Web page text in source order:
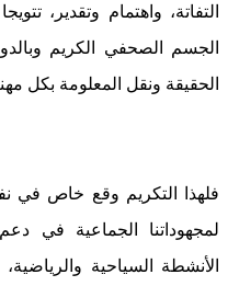
التفاتة، واهتمام وتقدير،
الجسم الصحفي الكريم
الحقيقة ونقل المعلومة بكل
فلهذا التكريم وقع خاص في
لمجهوداتنا الجماعية في
الأنشطة السياحية والرياضية،